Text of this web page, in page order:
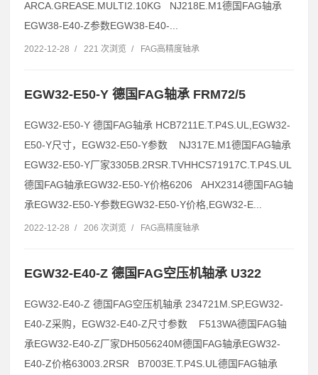
ARCA.GREASE.MULTI2.10KG NJ218E.M1德国FAG轴承
EGW38-E40-Z参数EGW38-E40-...
2022-12-28 / 221 次浏览 / FAG高精度轴承
EGW32-E50-Y 德国FAG轴承 FRM72/5
EGW32-E50-Y 德国FAG轴承 HCB7211E.T.P4S.UL,EGW32-
E50-Y尺寸，EGW32-E50-Y参数 NJ317E.M1德国FAG轴承
EGW32-E50-Y厂家3305B.2RSR.TVHHCS71917C.T.P4S.UL
德国FAG轴承EGW32-E50-Y价格6206 AHX2314德国FAG轴
承EGW32-E50-Y参数EGW32-E50-Y价格,EGW32-E...
2022-12-28 / 206 次浏览 / FAG高精度轴承
EGW32-E40-Z 德国FAG空压机轴承 U322
EGW32-E40-Z 德国FAG空压机轴承 234721M.SP,EGW32-
E40-Z采购，EGW32-E40-Z尺寸参数 F513WA德国FAG轴
承EGW32-E40-Z厂家DH5056240M德国FAG轴承EGW32-
E40-Z价格63003.2RSR B7003E.T.P4S.UL德国FAG轴承